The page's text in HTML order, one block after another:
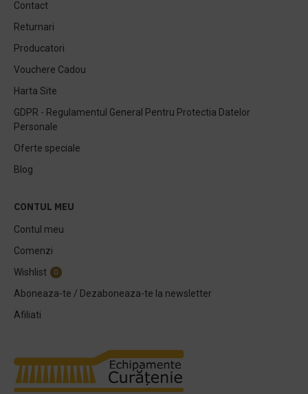
Contact
Returnari
Producatori
Vouchere Cadou
Harta Site
GDPR - Regulamentul General Pentru Protectia Datelor
Personale
Oferte speciale
Blog
CONTUL MEU
Contul meu
Comenzi
Wishlist
0
Aboneaza-te / Dezaboneaza-te la newsletter
Afiliati